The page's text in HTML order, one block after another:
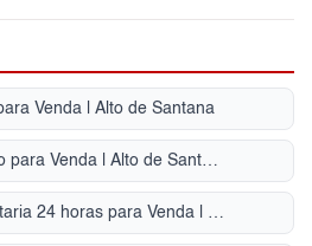
Venda | Alto de Santana
Apartamento no térreo para Venda | Alto de Santana
Apartamento com portaria 24 horas para Venda | Alto de Santana